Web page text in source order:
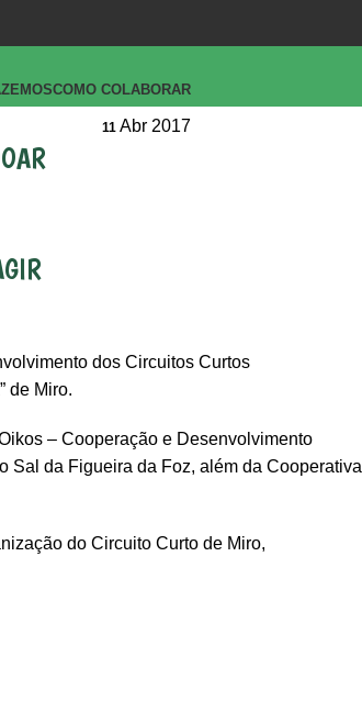
COMO COLABORAR
11 Abr 2017
dos Circuitos Curtos
de Miro.
– Cooperação e Desenvolvimento
Sal da Figueira da Foz, além da Cooperativa
do Circuito Curto de Miro,